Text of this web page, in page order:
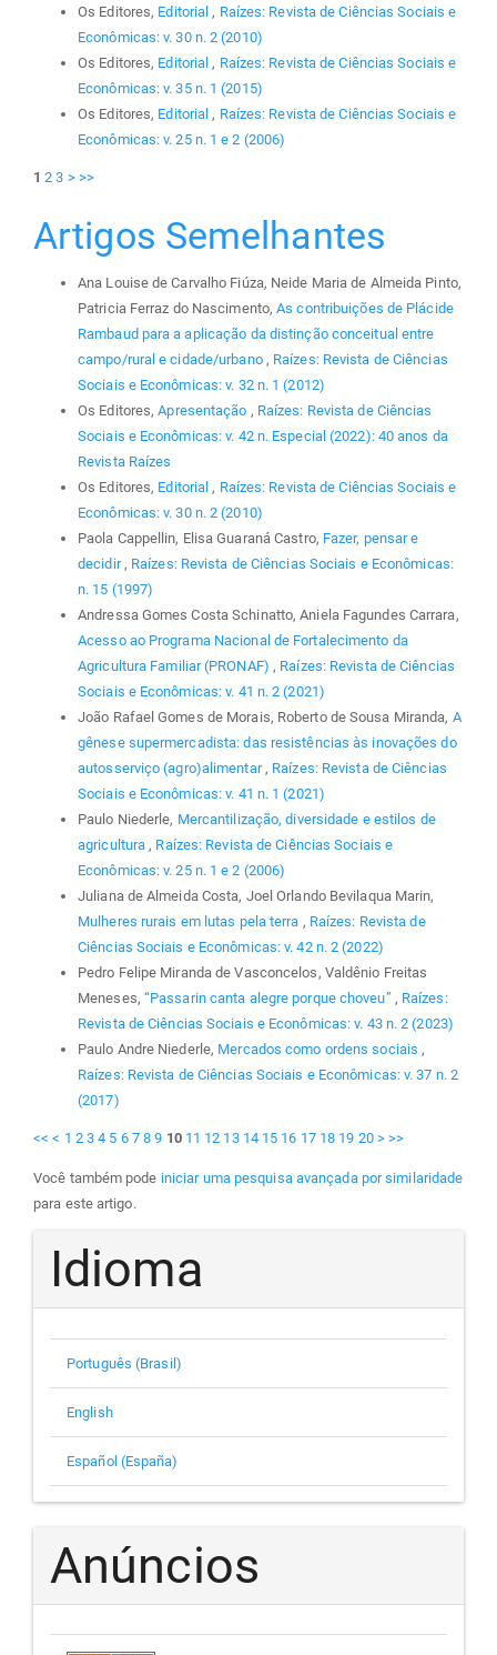
Os Editores, Editorial , Raízes: Revista de Ciências Sociais e
Econômicas: v. 30 n. 2 (2010)
Os Editores, Editorial , Raízes: Revista de Ciências Sociais e
Econômicas: v. 35 n. 1 (2015)
Os Editores, Editorial , Raízes: Revista de Ciências Sociais e
Econômicas: v. 25 n. 1 e 2 (2006)
1 2 3 > >>
Artigos Semelhantes
Ana Louise de Carvalho Fiúza, Neide Maria de Almeida Pinto,
Patricia Ferraz do Nascimento,As contribuições de Plácide
Rambaud para a aplicação da distinção conceitual entre
campo/rural e cidade/urbano , Raízes: Revista de Ciências
Sociais e Econômicas: v. 32 n. 1 (2012)
Os Editores,Apresentação , Raízes: Revista de Ciências
Sociais e Econômicas: v. 42 n. Especial (2022): 40 anos da
Revista Raízes
Os Editores, Editorial , Raízes: Revista de Ciências Sociais e
Econômicas: v. 30 n. 2 (2010)
Paola Cappellin, Elisa Guaraná Castro, Fazer, pensar e
decidir , Raízes: Revista de Ciências Sociais e Econômicas:
n. 15 (1997)
Andressa Gomes Costa Schinatto, Aniela Fagundes Carrara,
Acesso ao Programa Nacional de Fortalecimento da
Agricultura Familiar (PRONAF) , Raízes: Revista de Ciências
Sociais e Econômicas: v. 41 n. 2 (2021)
João Rafael Gomes de Morais, Roberto de Sousa Miranda, A
gênese supermercadista: das resistências às inovações do
autosserviço (agro)alimentar , Raízes: Revista de Ciências
Sociais e Econômicas: v. 41 n. 1 (2021)
Paulo Niederle, Mercantilização, diversidade e estilos de
agricultura , Raízes: Revista de Ciências Sociais e
Econômicas: v. 25 n. 1 e 2 (2006)
Juliana de Almeida Costa, Joel Orlando Bevilaqua Marin,
Mulheres rurais em lutas pela terra , Raízes: Revista de
Ciências Sociais e Econômicas: v. 42 n. 2 (2022)
Pedro Felipe Miranda de Vasconcelos, Valdênio Freitas
Meneses, “Passarin canta alegre porque choveu” , Raízes:
Revista de Ciências Sociais e Econômicas: v. 43 n. 2 (2023)
Paulo Andre Niederle, Mercados como ordens sociais ,
Raízes: Revista de Ciências Sociais e Econômicas: v. 37 n. 2
(2017)
<< < 1 2 3 4 5 6 7 8 9 10 11 12 13 14 15 16 17 18 19 20 > >>
Você também pode iniciar uma pesquisa avançada por similaridade
para este artigo.
Idioma
Português (Brasil)
English
Español (España)
Anúncios